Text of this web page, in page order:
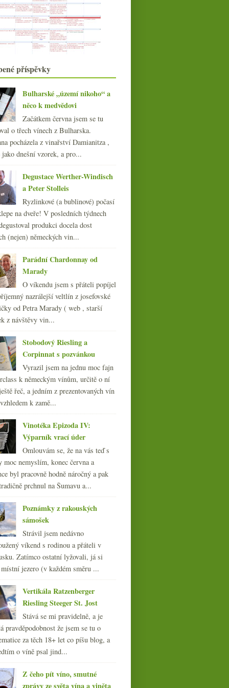
Bois de Favereau v
červené i bílé
sklizeň, lieu-dit ...
července(18)
června(20)
května(19)
března(21)
února(20)
ledna (22)
(240)
(250)
(251)
(254)
(249)
(254)
(252)
(249)
(249)
(270)
(108)
příspěvky
Bulharské „území nikoho“ a
něco k medvědovi
Začátkem června jsem se tu
o třech vínech z Bulharska.
pocházela z vinařství Damianitza ,
jako dnešní vzorek, a pro...
Degustace Werther-Windisch
a Peter Stolleis
Ryzlinkové (a bublinové) počasí
na dveře! V posledních týdnech
produkci docela dost
(nejen) německých vin...
Parádní Chardonnay od
Marady
O víkendu jsem s přáteli popíjel
nazrálejší veltlín z josefovské
od Petra Marady ( web , starší
z návštěvy vin...
Stobodový Riesling a
Corpinnat s pozvánkou
Vyrazil jsem na jednu moc fajn
k německým vínům, určitě o ní
řeč, a jedním z prezentovaných vín
k zamě...
Vinotéka Epizoda IV:
Výparník vrací úder
Omlouvám se, že na vás teď s
moc nemyslím, konec června a
byl pracovně hodně náročný a pak
prchnul na Šumavu a...
Poznámky z rakouských
sámošek
Strávil jsem nedávno
víkend s rodinou a přáteli v
Zatímco ostatní lyžovali, já si
jezero (v každém směru ...
Vertikála Ratzenberger
Riesling Steeger St. Jost
Stává se mi pravidelně, a je
pravděpodobnost že jsem se tu o
za těch 18+ let co píšu blog, a
o víně psal jind...
Z čeho pít víno, smutné